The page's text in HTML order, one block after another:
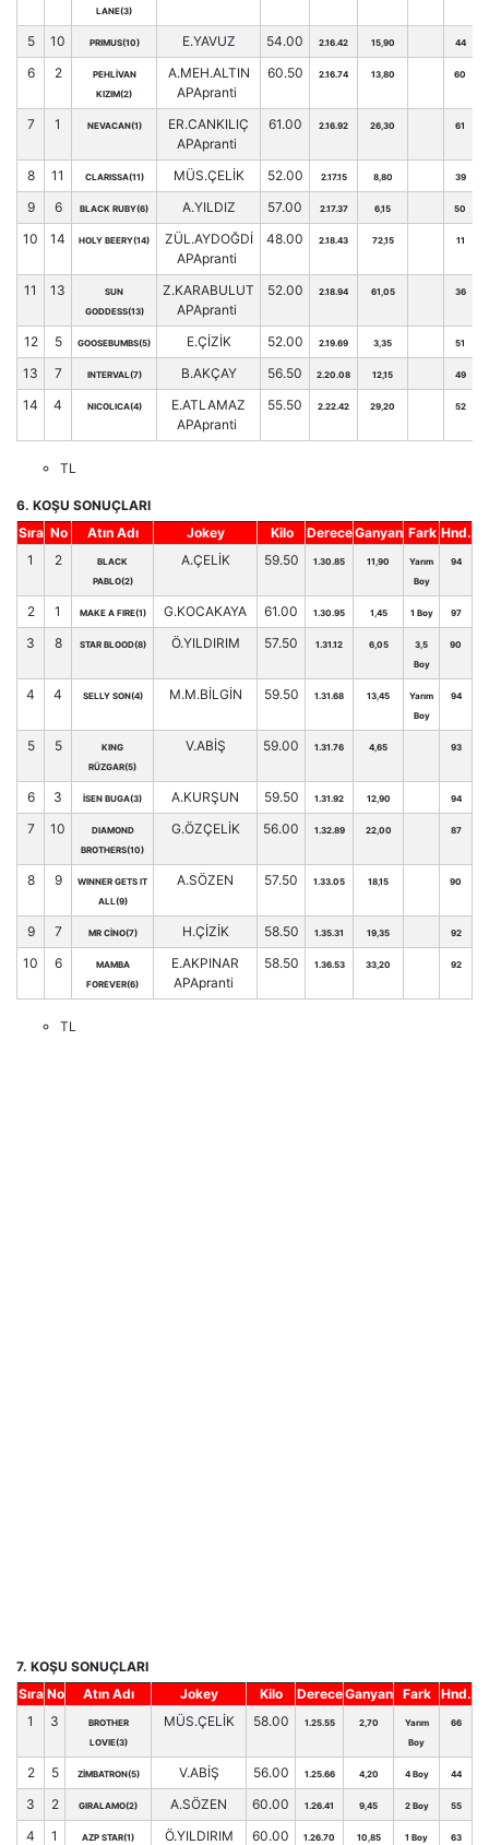
LANE(3)
5 10 PRIMUS(10) E.YAVUZ 54.00 2.16.42 15,90 44
6 2
PEHLİVAN
KIZIM(2)
A.MEH.ALTIN
APApranti
60.50 2.16.74 13,80 60
7 1 NEVACAN(1)
ER.CANKILIÇ
APApranti
61.00 2.16.92 26,30 61
8 11 CLARISSA(11) MÜS.ÇELİK 52.00 2.17.15 8,80 39
9 6 BLACK RUBY(6) A.YILDIZ 57.00 2.17.37 6,15 50
10 14 HOLY BEERY(14)
ZÜL.AYDOĞDİ
APApranti
48.00 2.18.43 72,15 11
11 13
SUN
GODDESS(13)
Z.KARABULUT
APApranti
52.00 2.18.94 61,05 36
12 5 GOOSEBUMBS(5) E.ÇİZİK 52.00 2.19.69 3,35 51
13 7 INTERVAL(7) B.AKÇAY 56.50 2.20.08 12,15 49
14 4 NICOLICA(4)
E.ATLAMAZ
APApranti
55.50 2.22.42 29,20 52
TL
6. KOŞU SONUÇLARI
Sıra No Atın Adı Jokey Kilo DereceGanyan Fark Hnd.
1
2
BLACK
PABLO(2)
A.ÇELİK 59.50 1.30.85 11,90
Yarım
Boy
94
2 1 MAKE A FIRE(1) G.KOCAKAYA 61.00 1.30.95 1,45 1 Boy 97
3 8 STAR BLOOD(8) Ö.YILDIRIM 57.50 1.31.12 6,05
3,5
Boy
90
4 4 SELLY SON(4) M.M.BİLGİN 59.50 1.31.68 13,45
Yarım
Boy
94
5 5
KING
RÜZGAR(5)
V.ABİŞ 59.00 1.31.76 4,65 93
6 3 İSEN BUGA(3) A.KURŞUN 59.50 1.31.92 12,90 94
7 10
DIAMOND
BROTHERS(10)
G.ÖZÇELİK 56.00 1.32.89 22,00 87
8 9
WINNER GETS IT
ALL(9)
A.SÖZEN 57.50 1.33.05 18,15 90
9 7 MR CİNO(7) H.ÇİZİK 58.50 1.35.31 19,35 92
10 6
MAMBA
FOREVER(6)
E.AKPINAR
APApranti
58.50 1.36.53 33,20 92
TL
7. KOŞU SONUÇLARI
Sıra No Atın Adı Jokey Kilo DereceGanyan Fark Hnd.
1
3
BROTHER
LOVIE(3)
MÜS.ÇELİK 58.00 1.25.55 2,70
Yarım
Boy
66
2 5 ZİMBATRON(5) V.ABİŞ 56.00 1.25.66 4,20 4 Boy 44
3 2 GIRALAMO(2) A.SÖZEN 60.00 1.26.41 9,45 2 Boy 55
4 1 AZP STAR(1) Ö.YILDIRIM 60.00 1.26.70 10,85 1 Boy 63